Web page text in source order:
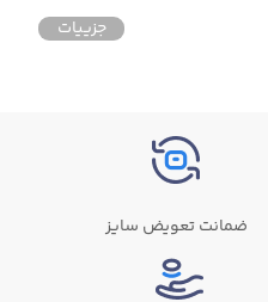
جزییات
ضمانت تعویض سایز